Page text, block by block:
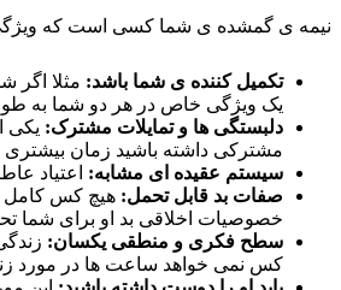
نیمه ی گمشده ی شما کسی است که ویژگی
تکمیل کننده ی شما باشد: مثلا اگر
یک ویژگی خاص در هر دو شما به طور
دلبستگی ها و تمایلات مشترک: یکی
مشترکی داشته باشید زمان بیشتری
سیستم عقیده ای مشابه: اعتیاد
صفات بد قابل تحمل: هیچ کس کامل
خصوصیات اخلاقی بد او برای شما
سطح فکری و منطقی یکسان:
کس نمی خواهد ساعت ها در مورد